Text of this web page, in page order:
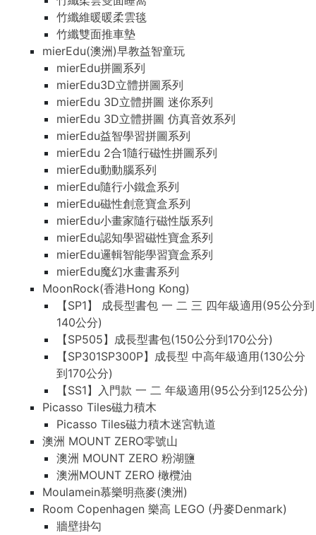
竹纖維暖暖柔雲毯
竹纖雙面推車墊
mierEdu(澳洲)早教益智童玩
mierEdu拼圖系列
mierEdu3D立體拼圖系列
mierEdu 3D立體拼圖 迷你系列
mierEdu 3D立體拼圖 仿真音效系列
mierEdu益智學習拼圖系列
mierEdu 2合1隨行磁性拼圖系列
mierEdu動動腦系列
mierEdu隨行小鐵盒系列
mierEdu磁性創意寶盒系列
mierEdu小畫家隨行磁性版系列
mierEdu認知學習磁性寶盒系列
mierEdu邏輯智能學習寶盒系列
mierEdu魔幻水畫書系列
MoonRock(香港Hong Kong)
【SP1】 成長型書包 一 二 三 四年級適用(95公分到
140公分)
【SP505】成長型書包(150公分到170公分)
【SP301SP300P】成長型 中高年級適用(130公分
到170公分)
【SS1】入門款 一 二 年級適用(95公分到125公分)
Picasso Tiles磁力積木
Picasso Tiles磁力積木迷宮軌道
澳洲 MOUNT ZERO零號山
澳洲 MOUNT ZERO 粉湖鹽
澳洲MOUNT ZERO 橄欖油
Moulamein慕樂明燕麥(澳洲)
Room Copenhagen 樂高 LEGO (丹麥Denmark)
牆壁掛勾